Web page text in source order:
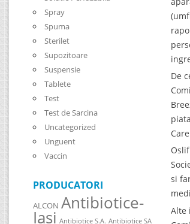
De
si
Alte
Spray
Spuma
Sterilet
Supozitoare
Suspensie
Tablete
Test
Test de Sarcina
Uncategorized
Unguent
Vaccin
PRODUCATORI
ALCON Antibiotice-
Iasi Antibiotice S.A. Antibiotice SA